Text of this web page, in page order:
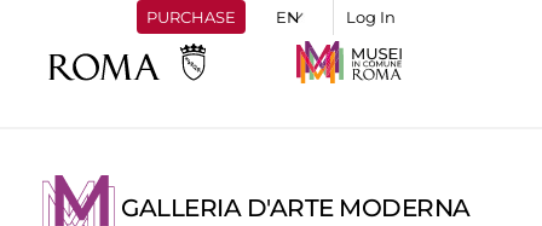
PURCHASE Log In
GALLERIA D'ARTE MODERNA